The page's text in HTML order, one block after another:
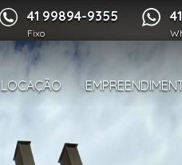
41 99894-9355
Fixo
LOCAÇÃO